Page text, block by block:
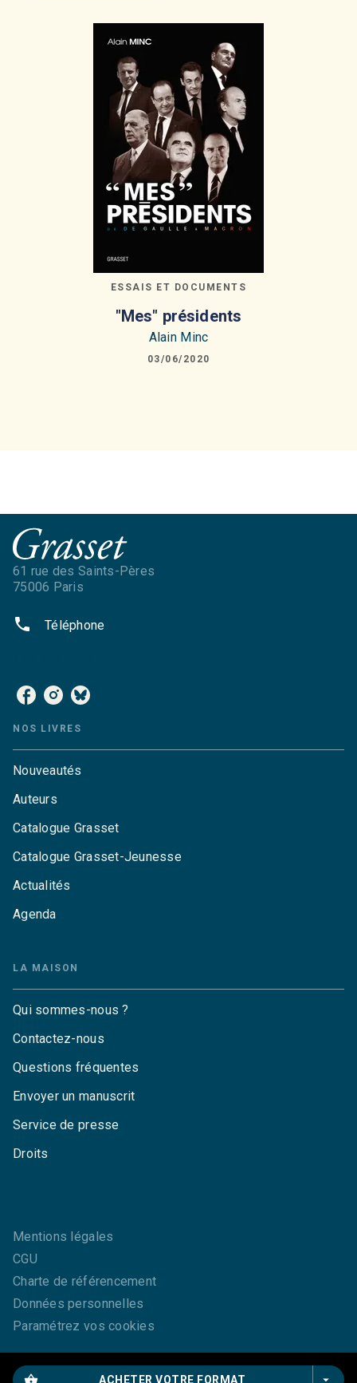
shopping_basket ACHETER VOTRE FORMAT arrow_drop_down
ESSAIS ET DOCUMENTS
"Mes" présidents
Alain Minc
03/06/2020
61 rue des Saints-Pères
75006 Paris
phone Téléphone
NOS LIVRES
Nouveautés
Auteurs
Catalogue Grasset
Catalogue Grasset-Jeunesse
Actualités
Agenda
LA MAISON
Qui sommes-nous ?
Contactez-nous
Questions fréquentes
Envoyer un manuscrit
Service de presse
Droits
Mentions légales
CGU
Charte de référencement
Données personnelles
Paramétrez vos cookies